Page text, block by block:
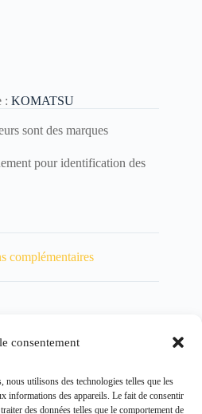
consentement
nous utilisons des technologies telles que les
informations des appareils. Le fait de consentir
des données telles que le comportement de
: KOMATSU
sont des marques
pour identification des
complémentaires
70 kg
PARTS FRANCE SAS